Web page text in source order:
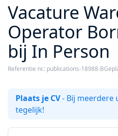
Vacature
Operator
bij In Person
Referentie nr.: publications-18988-B
Plaats je CV- Bij meerdere
tegelijk!